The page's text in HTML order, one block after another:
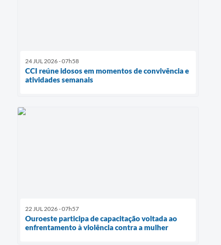
24 JUL 2026 - 07h58
CCI reúne idosos em momentos de convivência e
atividades semanais
22 JUL 2026 - 07h57
Ouroeste participa de capacitação voltada ao
enfrentamento à violência contra a mulher